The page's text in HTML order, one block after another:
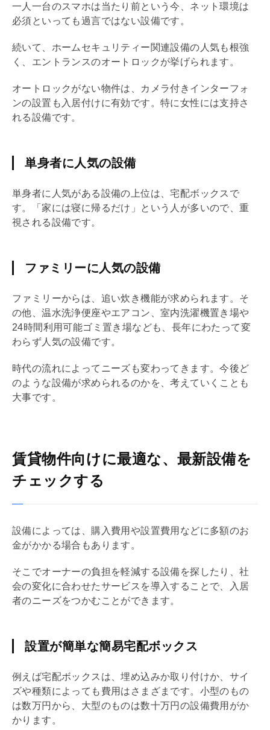
一人一台のスマホは当たり前という今、ネット環境は
必須といっても過言ではない設備です。
続いて、ホームセキュリティー関連設備の人気も根強
く、エントランスのオートロックが挙げられます。
オートロックがない物件は、カメラ付きインターフォ
ンの設置も入居付けに有効です。特に女性には支持さ
れる設備です。
単身者に人気の設備
単身者に人気がある設備の上位は、宅配ボックス で
す。「家には寝に帰るだけ」という人が多いので、重
視される設備です。
ファミリーに人気の設備
ファミリーからは、追い炊き機能が求められます。そ
の他、温水洗浄便座やエアコン、室内洗濯機置き場や
24時間利用可能ゴミ置き場なども、長年にわたって変
わらず人気の設備です。
時代の流れによってニーズも変わってきます。今後ど
のような設備が求められるのかを、考えていくことも
大事です。
賃貸物件向けに最適な、最新設備を
チェックする
設備によっては、購入費用や設置費用などに多額のお
金がかかる場合もあります。
そこでオーナーの負担を軽減する設備を探したり、社
会の変化に合わせたサービスを導入することで、入居
者のニーズをつかむことができます。
設置が簡単な簡易宅配ボックス
例えば宅配ボックス は、埋め込みか取り付けか、サイ
ズや種類によっても費用はさまざまです。小型のもの
は数万円から、大型のものは数十万円の設備費用がか
かります。